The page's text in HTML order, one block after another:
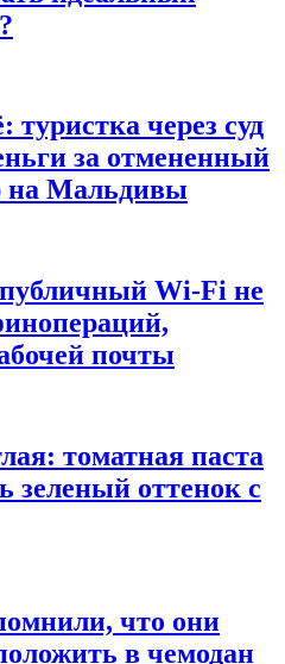
туристка через суд
за отмененный
на Мальдивы
Wi-Fi не
почты
томатная паста
зеленый оттенок с
что они
в чемодан